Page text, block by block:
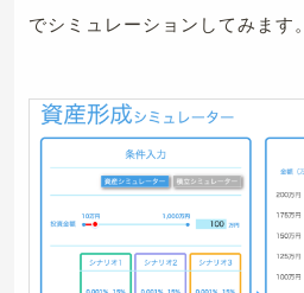
でシミュレーションしてみます。